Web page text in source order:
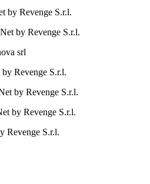
by Revenge S.r.l.
by Revenge S.r.l.
srl
Revenge S.r.l.
by Revenge S.r.l.
by Revenge S.r.l.
Revenge S.r.l.